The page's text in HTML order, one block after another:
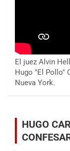
El juez Alvin
Hugo "El Pollo"
Nueva York.
HUGO